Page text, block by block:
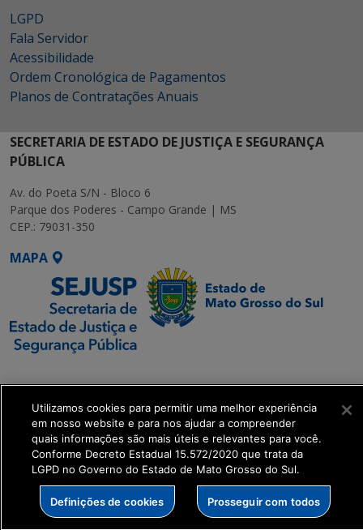
LGPD
Fala Servidor
Acessibilidade
Ordem Cronológica de Pagamentos
Planos de Contratações Anuais
SECRETARIA DE ESTADO DE JUSTIÇA E SEGURANÇA
PÚBLICA
Av. do Poeta S/N - Bloco 6
Parque dos Poderes - Campo Grande | MS
CEP.: 79031-350
MAPA
Transformação Digital
get_footer();
Utilizamos cookies para permitir uma melhor experiência
em nosso website e para nos ajudar a compreender
quais informações são mais úteis e relevantes para você.
Conforme Decreto Estadual 15.572/2020 que trata da
LGPD no Governo do Estado de Mato Grosso do Sul.
Definições de cookies Prosseguir com todos